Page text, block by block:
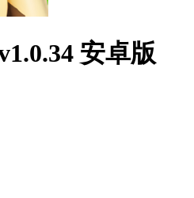
安卓版